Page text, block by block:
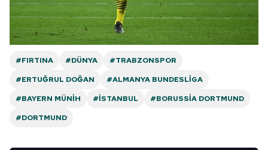
hazırlanmış Aydınlatma Metnimizi okumak ve sitemizde
ilgili mevzuata uygun olarak kullanılan çerezlerle ilgili bilgi
almak için lütfentıklayınız.
#FIRTINA #DÜNYA
#TRABZONSPOR
#ERTUĞRUL DOĞAN
#ALMANYA BUNDESLIGA
#BAYERN MÜNIH
#İSTANBUL
#BORUSSIA DORTMUND
#DORTMUND